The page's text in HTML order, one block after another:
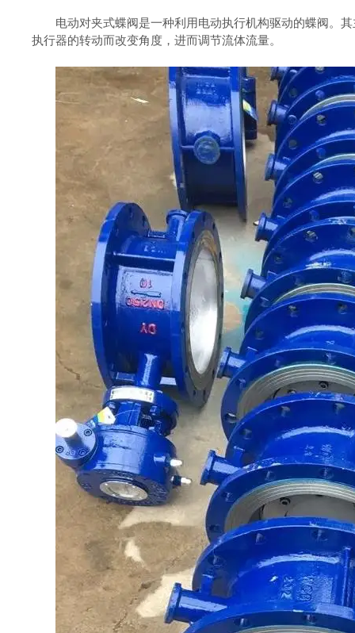
电动对夹式蝶阀是一种利用电动执行机构驱动的蝶阀。其
执行器的转动而改变角度，进而调节流体流量。